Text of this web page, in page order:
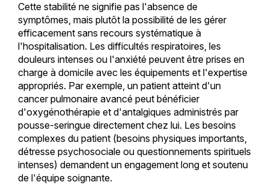
Cette stabilité ne signifie pas l'absence de
symptômes, mais plutôt la possibilité de les gérer
efficacement sans recours systématique à
l'hospitalisation. Les difficultés respiratoires, les
douleurs intenses ou l'anxiété peuvent être prises en
charge à domicile avec les équipements et l'expertise
appropriés. Par exemple, un patient atteint d'un
cancer pulmonaire avancé peut bénéficier
d'oxygénothérapie et d'antalgiques administrés par
pousse-seringue directement chez lui. Les besoins
complexes du patient (besoins physiques importants,
détresse psychosociale ou questionnements spirituels
intenses) demandent un engagement long et soutenu
de l'équipe soignante.